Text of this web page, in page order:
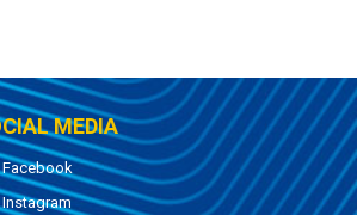
MEDIA
Facebook
Instagram